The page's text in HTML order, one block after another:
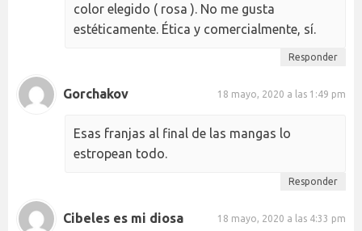
color elegido ( rosa ). No me gusta
estéticamente. Ética y comercialmente, sí.
Responder
Gorchakov 18 mayo, 2020 a las 1:49 pm
Esas franjas al final de las mangas lo
estropean todo.
Responder
Cibeles es mi diosa 18 mayo, 2020 a las 4:33 pm